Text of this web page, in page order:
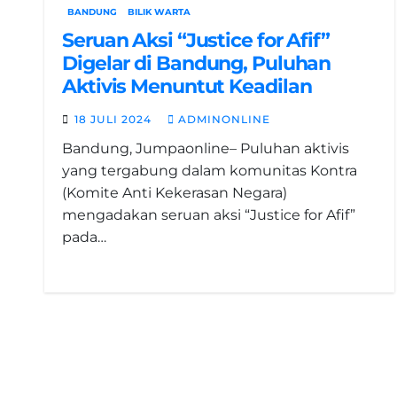
BANDUNG BILIK WARTA
Seruan Aksi “Justice for Afif”
Digelar di Bandung, Puluhan
Aktivis Menuntut Keadilan
18 JULI 2024 ADMINONLINE
Bandung, Jumpaonline– Puluhan aktivis
yang tergabung dalam komunitas Kontra
(Komite Anti Kekerasan Negara)
mengadakan seruan aksi “Justice for Afif”
pada…